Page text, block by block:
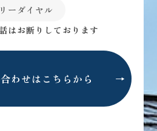
ーダイヤル
はお断りしております
わせはこちらから